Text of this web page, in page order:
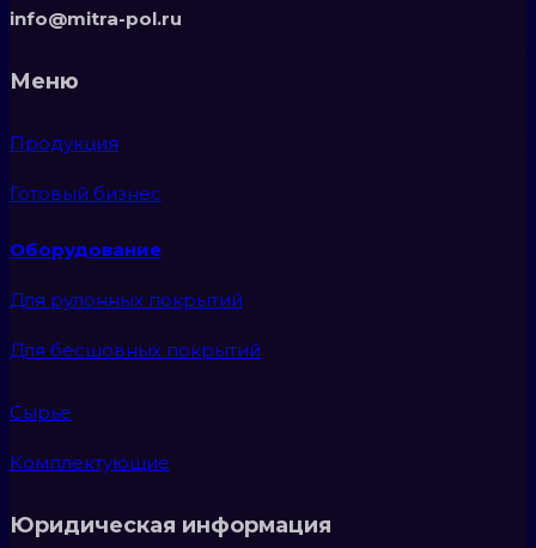
info@mitra-pol.ru
Меню
Продукция
Готовый бизнес
Оборудование
Для рулонных покрытий
Для бесшовных покрытий
Сырье
Комплектующие
Юридическая информация